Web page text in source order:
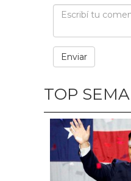
TOP